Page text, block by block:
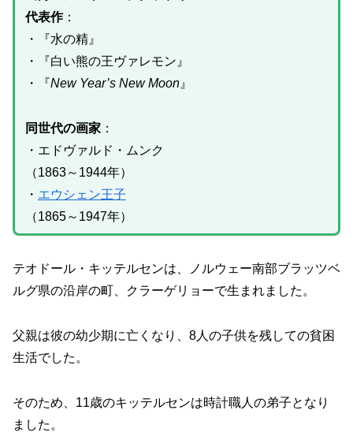
代表作：
・『水の精』
・『白い熊の王ヴァレモン』
・『New Year’s New Moon』
同世代の画家：
・エドヴァルド・ムンク
（1863～1944年）
・ エウシェン王子
（1865～1947年）
テオドール・キッテルセンは、ノルウェー南部ブラッツベ
ルグ県の沿岸の町、クラーゲリョーで生まれました。
父親は彼の幼少期に亡くなり、8人の子供を残しての貧困
生活でした。
そのため、11歳のキッテルセンは時計職人の弟子となり
ました。